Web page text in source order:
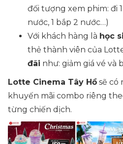
đối tượng xem phim: đi
nước, 1 bắp 2 nước…)
Với khách hàng là học
thẻ thành viên của
đãi như: giảm giá vé và
Lotte Cinema Tây Hồ sẽ có
khuyến mãi combo riêng
từng chiến dịch.